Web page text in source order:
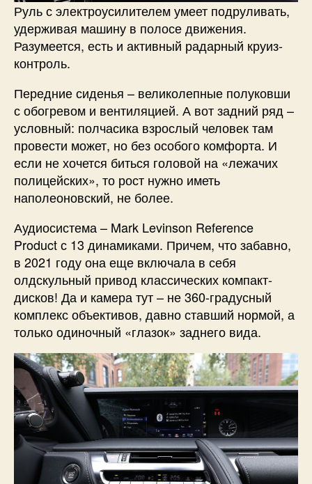
Руль с электроусилителем умеет подруливать,
удерживая машину в полосе движения.
Разумеется, есть и активный радарный круиз-
контроль.
Передние сиденья – великолепные полуковши
с обогревом и вентиляцией. А вот задний ряд –
условный: полчасика взрослый человек там
провести может, но без особого комфорта. И
если не хочется биться головой на «лежачих
полицейских», то рост нужно иметь
наполеоновский, не более.
Аудиосистема – Mark Levinson Reference
Product с 13 динамиками. Причем, что забавно,
в 2021 году она еще включала в себя
олдскульный привод классических компакт-
дисков! Да и камера тут – не 360-градусный
комплекс объективов, давно ставший нормой, а
только одиночный «глазок» заднего вида.